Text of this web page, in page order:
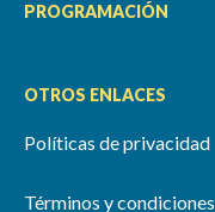
PROGRAMACIÓN
OTROS ENLACES
Políticas de privacidad
Términos y condiciones